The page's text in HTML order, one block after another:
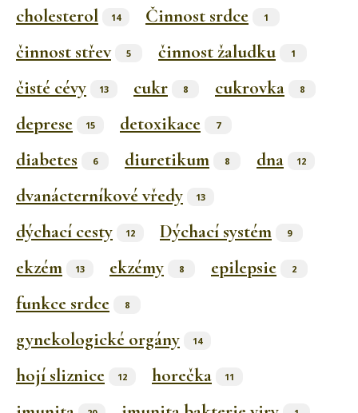
cholesterol 14 Činnost srdce 1
činnost střev 5 činnost žaludku 1
čisté cévy 13 cukr 8 cukrovka 8
deprese 15 detoxikace 7
diabetes 6 diuretikum 8 dna 12
dvanácterníkové vředy 13
dýchací cesty 12 Dýchací systém 9
ekzém 13 ekzémy 8 epilepsie 2
funkce srdce 8
gynekologické orgány 14
hojí sliznice 12 horečka 11